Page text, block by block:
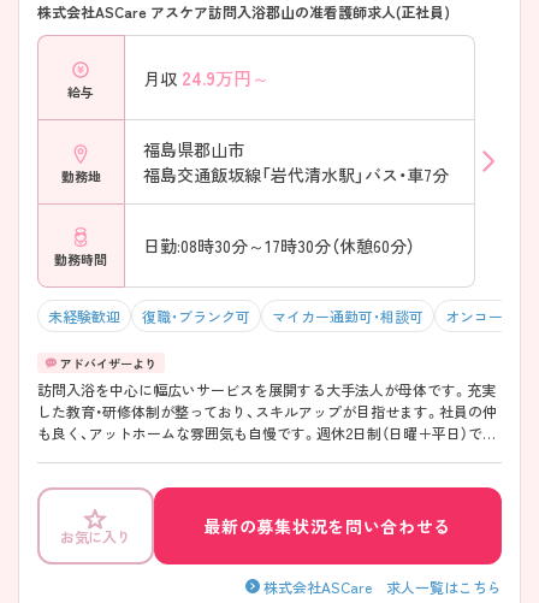
株式会社ASCare アスケア訪問入浴郡山の准看護師求人(正社員)
給与
月収 24.9万円～
勤務地
福島県郡山市
福島交通飯坂線「岩代清水駅」バス・車7分
勤務時間
日勤:08時30分～17時30分（休憩60分）
未経験歓迎 復職・ブランク可 マイカー通勤可・相談可 オンコールな
訪問入浴を中心に幅広いサービスを展開する大手法人が母体です。充実
した教育・研修体制が整っており、スキルアップが目指せます。社員の仲
も良く、アットホームな雰囲気も自慢です。週休2日制（日曜＋平日）で残
丁寧に向き合い、たくさんの「ありがとう」が生まれるやりがいのある職
場です。興味をお持ちの方はお気軽にお問い合わせ下さい！
お気に入り
最新の募集状況を問い合わせる
株式会社ASCare 求人一覧はこちら